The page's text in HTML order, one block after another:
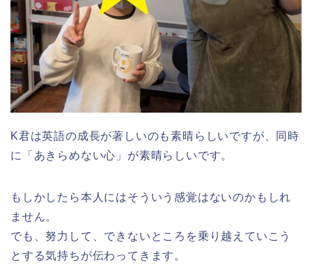
K君は英語の成長が著しいのも素晴らしいですが、同時
に「あきらめない心」が素晴らしいです。
もしかしたら本人にはそういう感覚はないのかもしれ
ません。
でも、努力して、できないところを乗り越えていこう
とする気持ちが伝わってきます。